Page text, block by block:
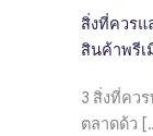
สิ่งที่ควรแ
สินค้าพรีเ
3 สิ่งที่คว
ตลาดด้ว